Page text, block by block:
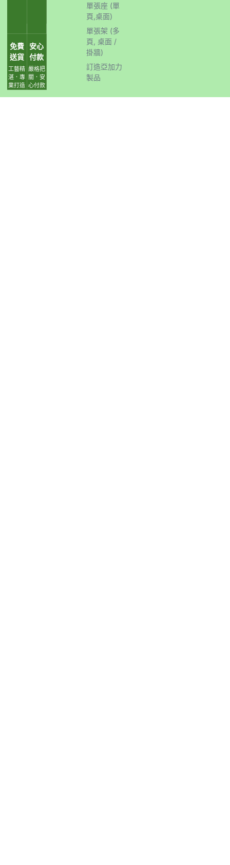
免費
送貨
工藝精
湛．專
業打造
安心
付款
嚴格把
關．安
心付款
單張座 (單
頁,桌面)
單張架 (多
頁, 桌面 /
掛牆)
訂造亞加力
製品